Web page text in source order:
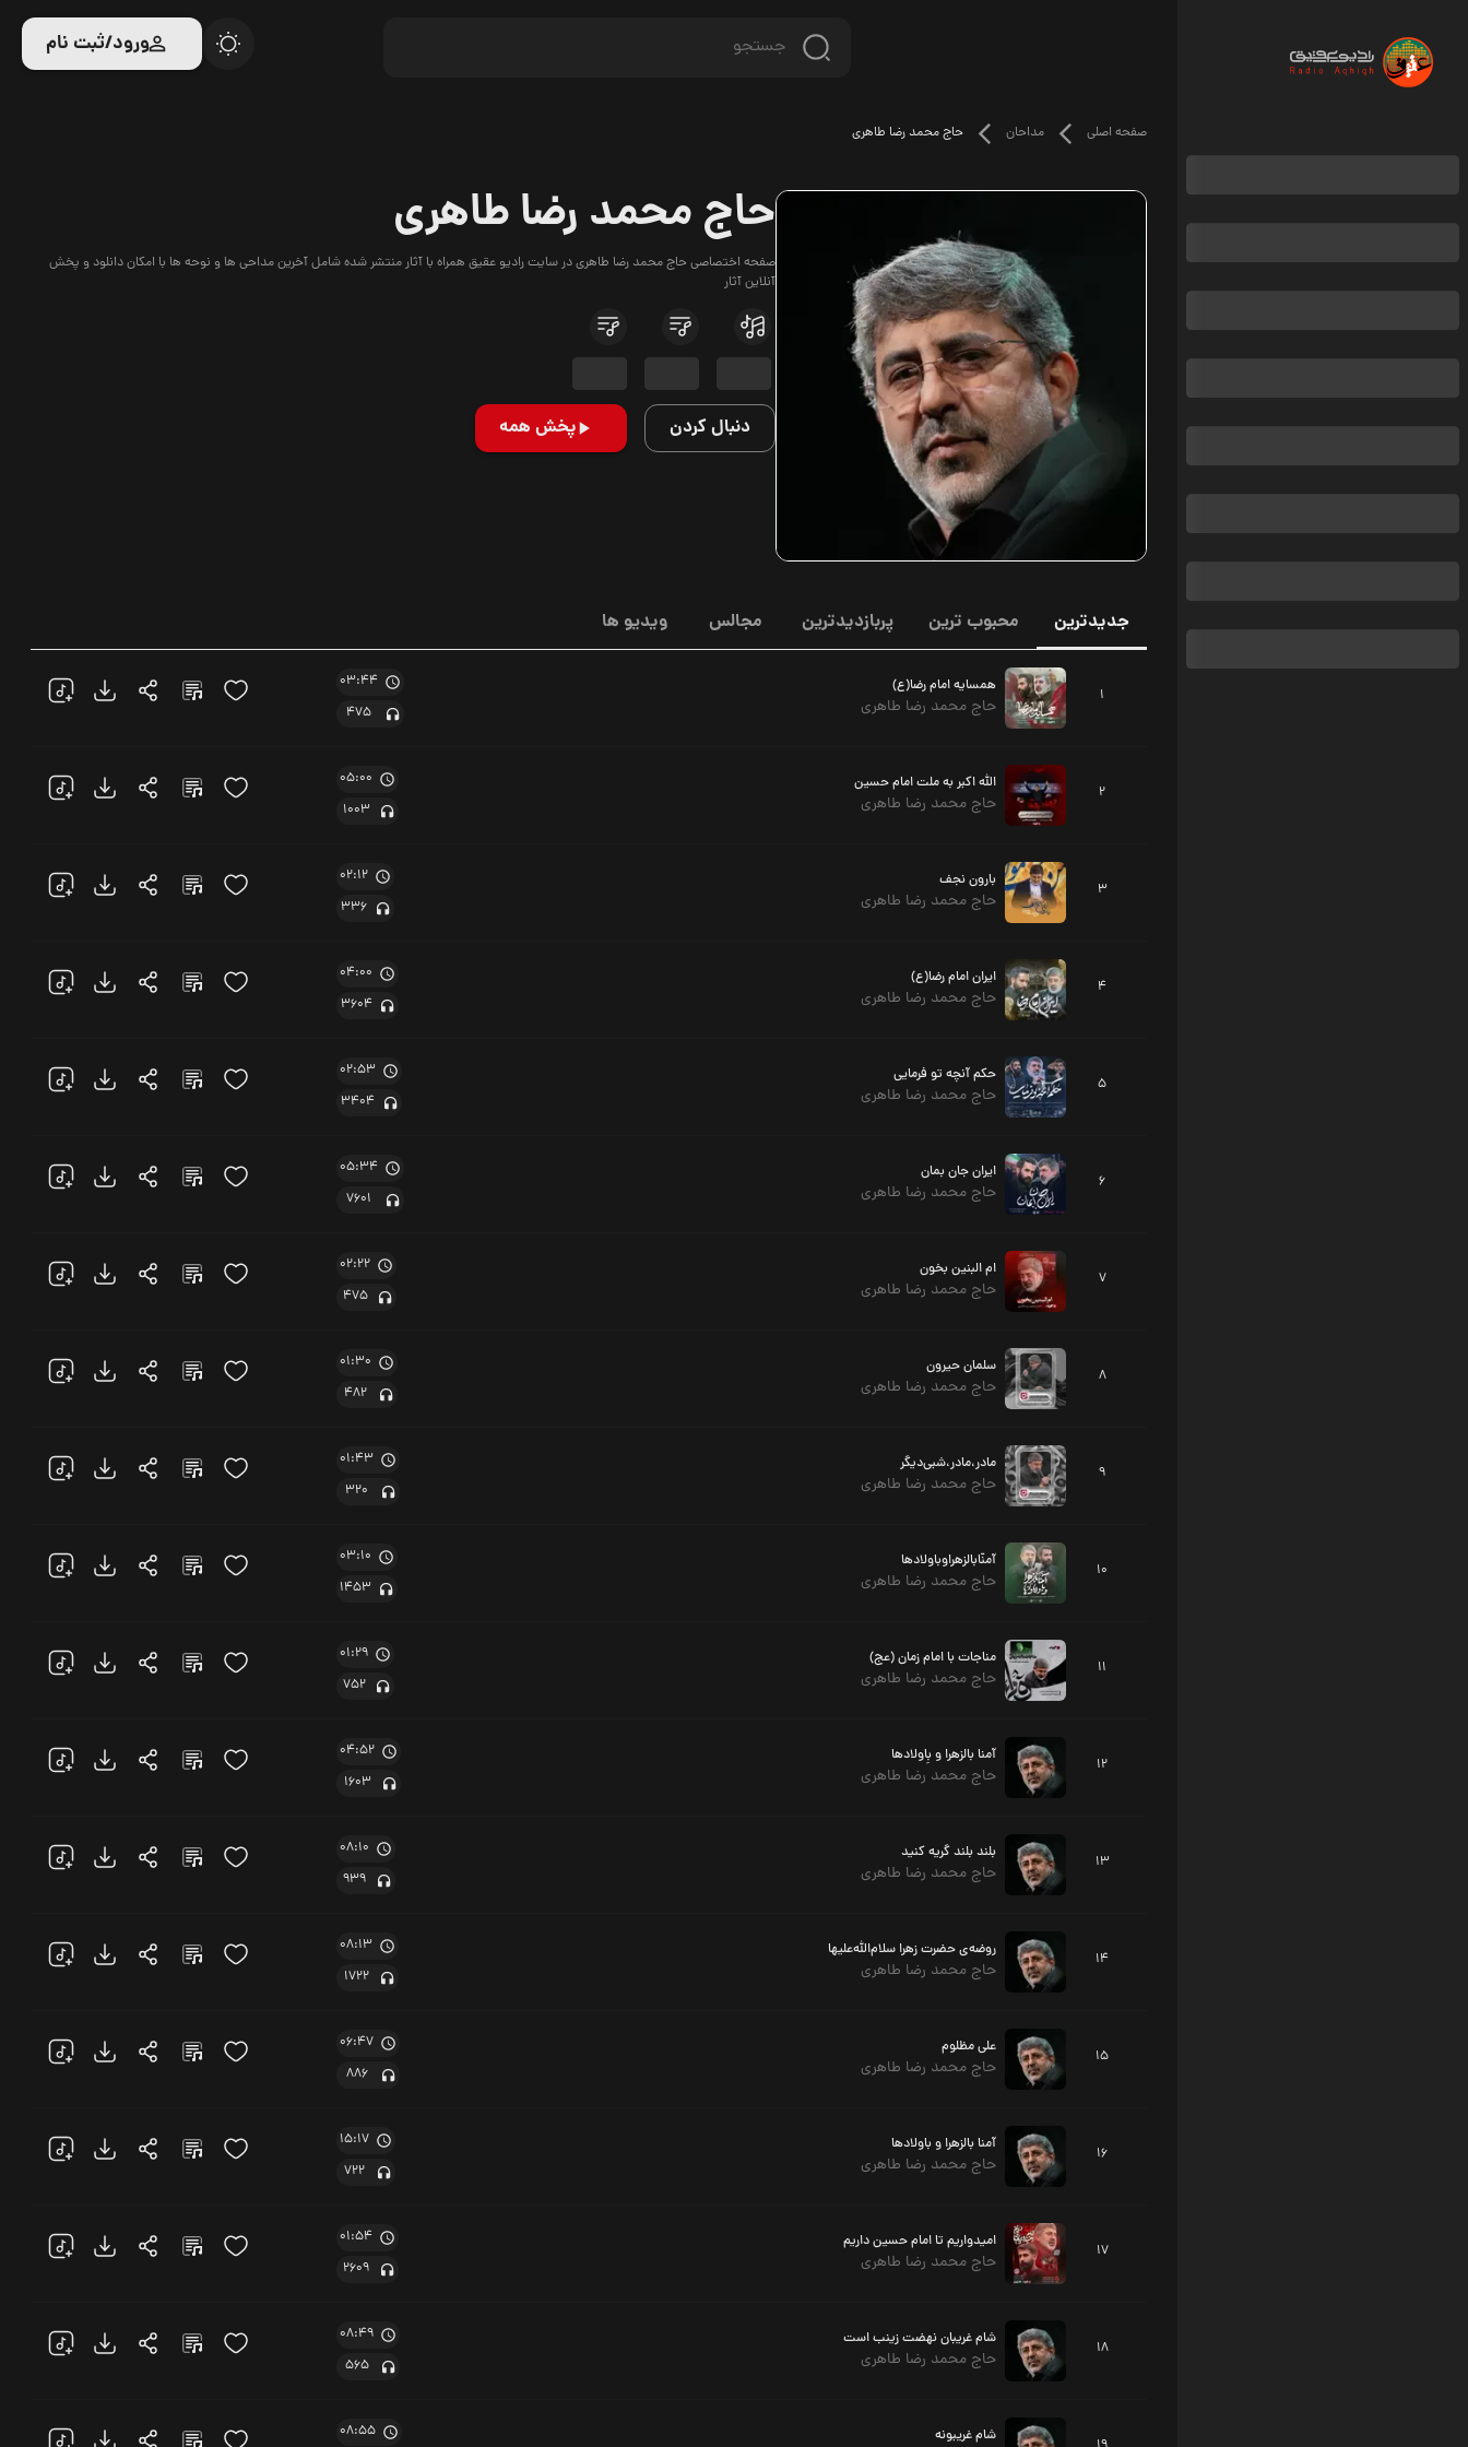
ورود/ثبت نام
صفحه اصلی مداحان حاج محمد رضا طاهری
حاج محمد رضا طاهری
صفحه اختصاصی حاج محمد رضا طاهری در سایت رادیو عقیق همراه با آثار منتشر شده شامل آخرین مداحی ها و نوحه ها با امکان دانلود و پخش
آنلاین آثار
دنبال کردن پخش همه
جدیدترین محبوب ترین پربازدیدترین مجالس ویدیو ها
1 همسایه امام رضا(ع)
حاج محمد رضا طاهری
03:44
475
2 الله اکبر به ملت امام حسین
حاج محمد رضا طاهری
05:00
1003
3 بارون نجف
حاج محمد رضا طاهری
02:12
336
4 ایران امام رضا(ع)
حاج محمد رضا طاهری
04:00
3604
5 حکم آنچه تو فرمایی
حاج محمد رضا طاهری
02:53
3404
6 ایران جان بمان
حاج محمد رضا طاهری
05:34
7601
7 ام البنین بخون
حاج محمد رضا طاهری
02:22
475
8 سلمان حیرون
حاج محمد رضا طاهری
01:30
482
9 مادر،مادر،شبی‌دیگر
حاج محمد رضا طاهری
01:43
320
10 آمنّابالزهراوباولادها
حاج محمد رضا طاهری
03:10
1453
11 مناجات با امام زمان (عج)
حاج محمد رضا طاهری
01:29
752
12 آمنا بالزهرا و بِاولادها
حاج محمد رضا طاهری
04:52
1603
13 بلند بلند گریه کنید
حاج محمد رضا طاهری
08:10
939
14 روضه‌ی حضرت زهرا سلام‌الله‌علیها
حاج محمد رضا طاهری
08:13
1722
15 علی مظلوم
حاج محمد رضا طاهری
06:47
886
16 آمنا بالزهرا و باولادها
حاج محمد رضا طاهری
15:17
722
17 امیدواریم تا امام حسین داریم
حاج محمد رضا طاهری
01:54
2609
18 شام غریبان نهضت زینب است
حاج محمد رضا طاهری
08:49
565
شام غریبونه 08:55